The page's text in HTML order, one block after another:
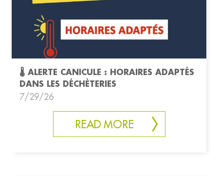
🌡️ ALERTE CANICULE : HORAIRES ADAPTÉS
DANS LES DÉCHÈTERIES
7/29/26
READ MORE